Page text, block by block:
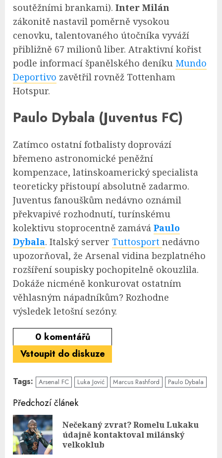
soutěžními brankami). Inter Milán
zákonitě nastavil poměrně vysokou
cenovku, talentovaného útočníka vyváží
přibližně 67 milionů liber. Atraktivní kořist
podle informací španělského deníku Mundo
Deportivo zavětřil rovněž Tottenham
Hotspur.
Paulo Dybala (Juventus FC)
Zatímco ostatní fotbalisty doprovází
břemeno astronomické peněžní
kompenzace, latinskoamerický specialista
teoreticky přistoupí absolutně zadarmo.
Juventus fanouškům nedávno oznámil
překvapivé rozhodnutí, turínskému
kolektivu stoprocentně zamává Paulo
Dybala. Italský server Tuttosport nedávno
upozorňoval, že Arsenal vidina bezplatného
rozšíření soupisky pochopitelně okouzlila.
Dokáže nicméně konkurovat ostatním
věhlasným nápadníkům? Rozhodne
výsledek letošní sezóny.
0 komentářů
Vstoupit do diskuze
Tags: Arsenal FC Luka Jović Marcus Rashford Paulo Dybala
Continue
Reading
Předchozí článek
Nečekaný zvrat? Romelu Lukaku
údajně kontaktoval milánský
velkoklub